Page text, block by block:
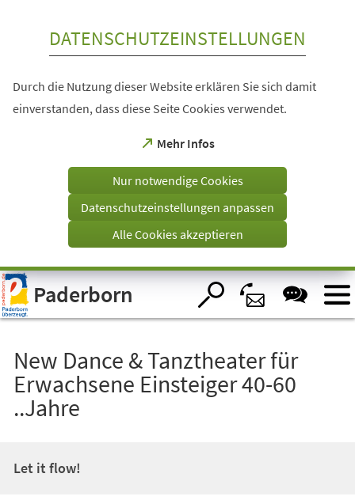
Visuelle
Assistenzsoftware
öffnen.
DATENSCHUTZEINSTELLUNGEN
Durch die Nutzung dieser Website erklären Sie sich damit
einverstanden, dass diese Seite Cookies verwendet.
Mehr Infos
(Öffnet
einem
Tab)
Nur notwendige Cookies
Datenschutzeinstellungen anpassen
Alle Cookies akzeptieren
Paderborn
New Dance & Tanztheater für
Erwachsene Einsteiger 40-60
..Jahre
Let it flow!